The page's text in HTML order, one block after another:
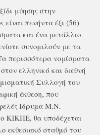
μύησης στην
είναι πενήντα έξι (56)
και ένα μετάλλιο
συνομιλούν με τα
περισσότερα νομίσματα
ελληνικό και διεθνή
Συλλογή του
έκθεση, που
Ίδρυμα Μ.Ν.
ΚΙΚΠΕ, θα υποδέχεται
εκθεσιακό σταθμό του